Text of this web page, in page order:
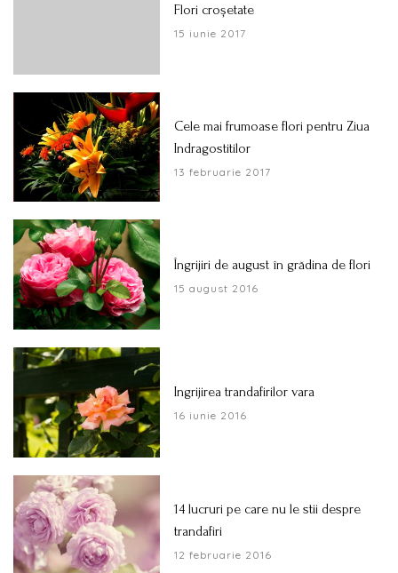
Flori croșetate
15 iunie 2017
Cele mai frumoase flori pentru Ziua
Indragostitilor
13 februarie 2017
Îngrijiri de august în grădina de flori
15 august 2016
Ingrijirea trandafirilor vara
16 iunie 2016
14 lucruri pe care nu le stii despre
trandafiri
12 februarie 2016